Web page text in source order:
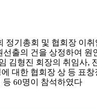
정기총회 및 협회장 이
선출의 건을 상정하여 원
김형진 회장의 취임사,
대한 협회장 상 등 표창
등 60명이 참석하였다